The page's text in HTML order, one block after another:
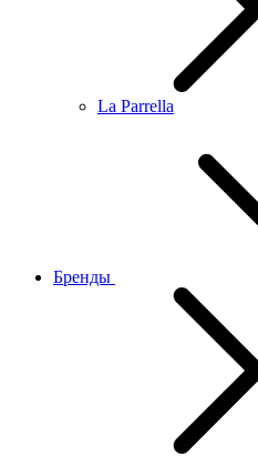
La Parrella
Бренды